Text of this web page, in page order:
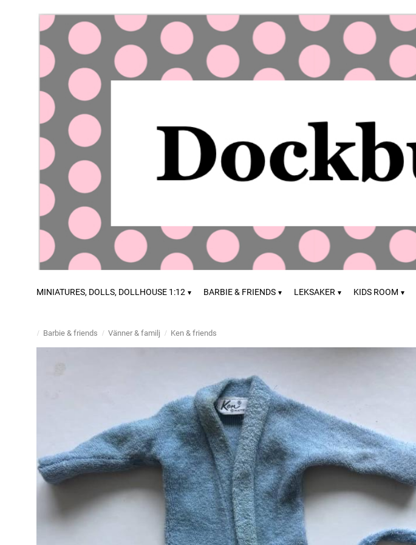
MINIATURES, DOLLS, DOLLHOUSE 1:12 BARBIE & FRIENDS LEKSAKER KIDS ROOM
Barbie & friends Vänner & familj Ken & friends